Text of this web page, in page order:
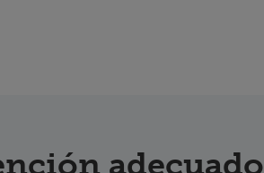
adecuado